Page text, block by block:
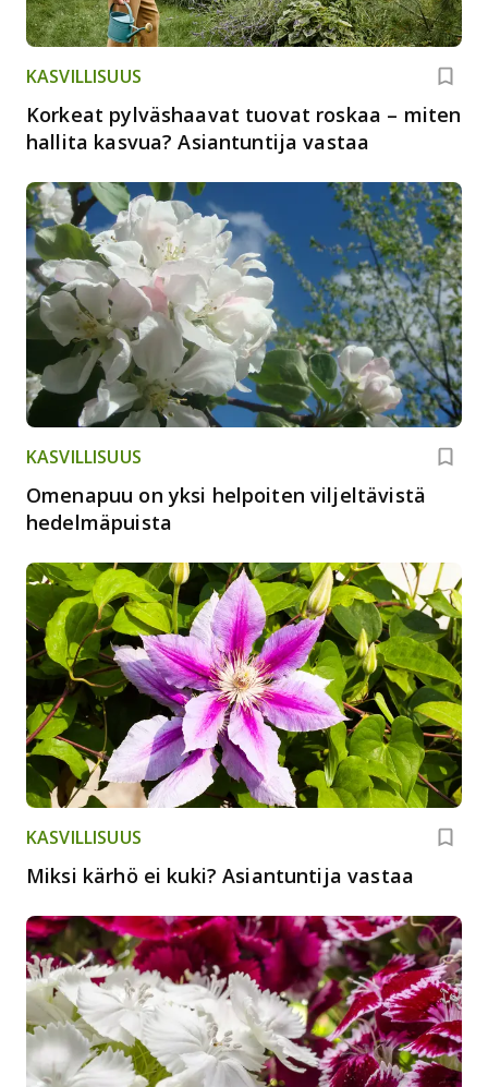
KASVILLISUUS
Korkeat pylväshaavat tuovat roskaa – miten
hallita kasvua? Asiantuntija vastaa
KASVILLISUUS
Omenapuu on yksi helpoiten viljeltävistä
hedelmäpuista
KASVILLISUUS
Miksi kärhö ei kuki? Asiantuntija vastaa